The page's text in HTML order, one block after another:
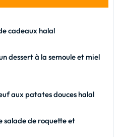
cadeaux halal
dessert à la semoule et miel
aux patates douces halal
salade de roquette et